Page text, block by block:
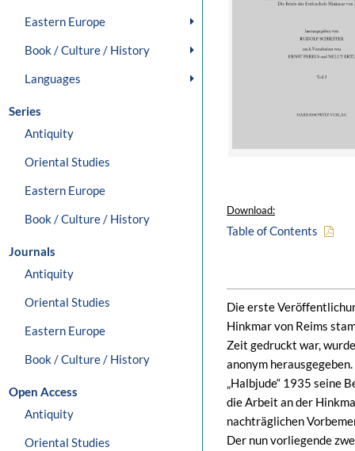
Eastern Europe
Book / Culture / History
Languages
Series
Antiquity
Oriental Studies
Eastern Europe
Book / Culture / History
Journals
Antiquity
Oriental Studies
Eastern Europe
Book / Culture / History
Open Access
Antiquity
Oriental Studies
Download:
Table of Contents
Die erste
Hinkmar von Reims
Zeit gedruckt war,
anonym
„Halbjude“ 1935 seine
die Arbeit an der
nachträglichen
Der nun vorliegende